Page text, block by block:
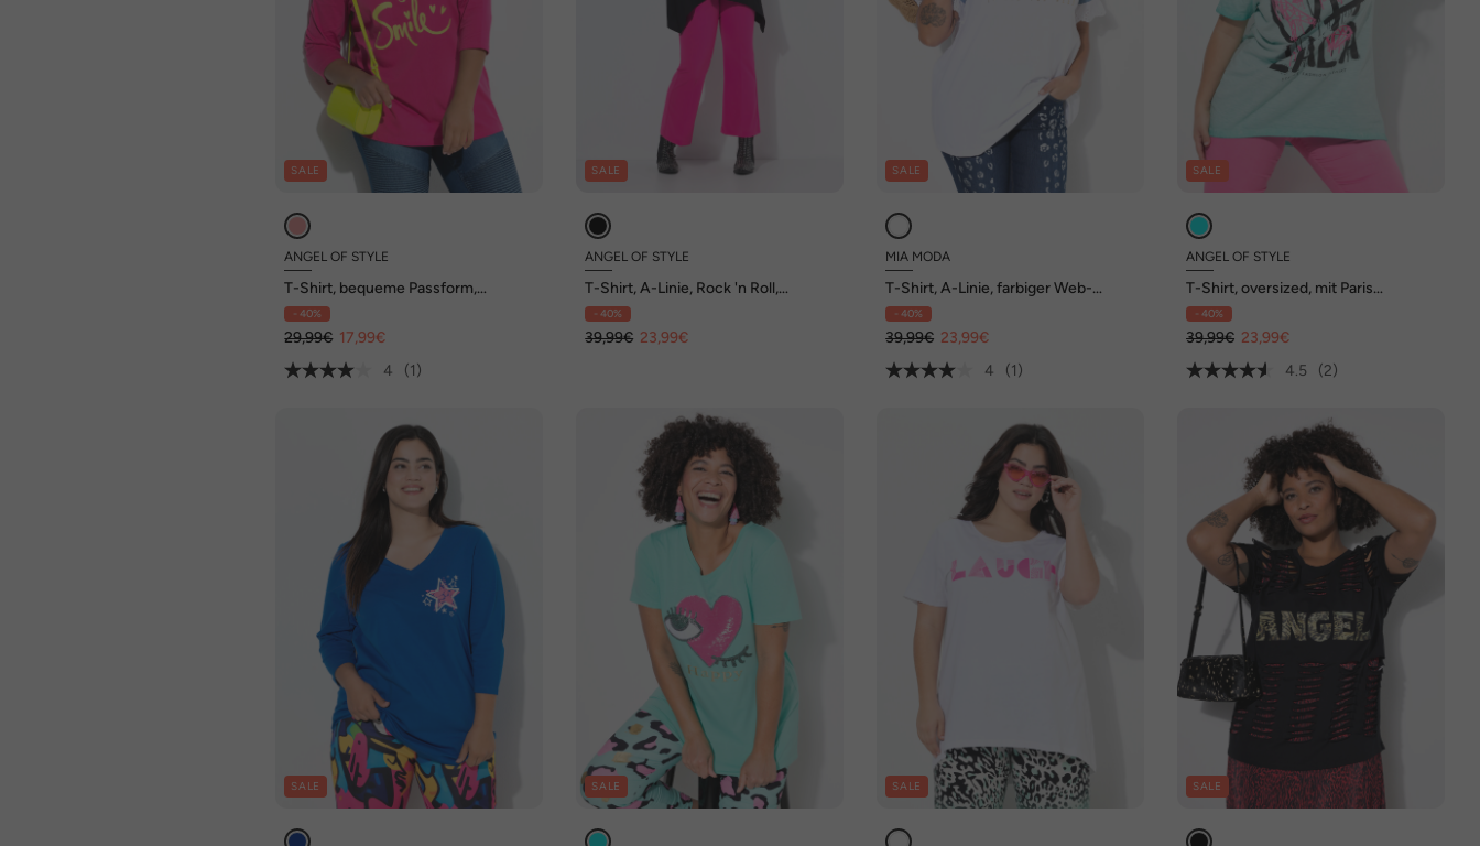
SALE
ANGEL OF STYLE
T-Shirt, bequeme Passform,
Schriftzug
- 40%
29,99€ 17,99€
4
(1)
SALE
ANGEL OF STYLE
T-Shirt, A-Linie, Rock 'n Roll,
Zipfelsaum
- 40%
39,99€ 23,99€
SALE
MIA MODA
T-Shirt, A-Linie, farbiger Web-
Halbarm, Schriftzug
- 40%
39,99€ 23,99€
4
(1)
SALE
ANGEL OF STYLE
T-Shirt, oversized, mit Paris
Graffitti-Schriftzug
- 40%
39,99€ 23,99€
4.5
(2)
SALE SALE SALE SALE